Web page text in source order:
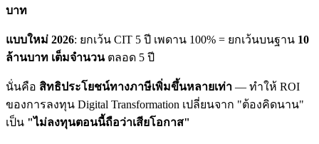
บาท
แบบใหม่ 2026: ยกเว้น CIT 5 ปี เพดาน 100% = ยกเว้นบนฐาน 10
ล้านบาท เต็มจำนวนตลอด 5 ปี
นั่นคือ สิทธิประโยชน์ทางภาษีเพิ่มขึ้นหลายเท่า — ทำให้ ROI
ของการลงทุน Digital Transformation เปลี่ยนจาก "ต้องคิดนาน"
เป็น "ไม่ลงทุนตอนนี้ถือว่าเสียโอกาส"